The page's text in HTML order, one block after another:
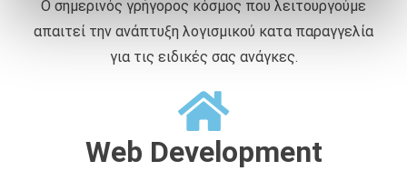
Ο σημερινός γρήγορος κόσμος που λειτουργούμε
απαιτεί την ανάπτυξη λογισμικού κατα παραγγελία
για τις ειδικές σας ανάγκες.
Web Development